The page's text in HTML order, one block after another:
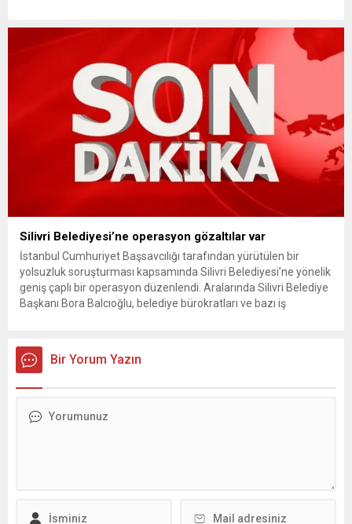
getiriyor. Hazine Müsteşarlığına bağlı ilgili kurumlarca...
Silivri Belediyesi’ne operasyon gözaltılar var
İstanbul Cumhuriyet Başsavcılığı tarafından yürütülen bir
yolsuzluk soruşturması kapsamında Silivri Belediyesi’ne yönelik
geniş çaplı bir operasyon düzenlendi. Aralarında Silivri Belediye
Başkanı Bora Balcıoğlu, belediye bürokratları ve bazı iş
inceleme ve arama çalışmaları devam ediyor. İstanbul’da...
Bir Yorum Yazın